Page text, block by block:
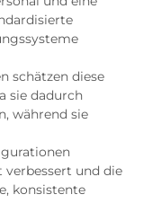
schätzen diese
sie dadurch
während sie
verbessert und die
konsistente